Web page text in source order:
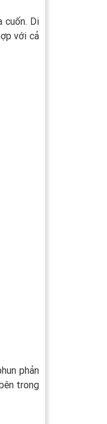
cuốn. Di
với cả
phản
trong